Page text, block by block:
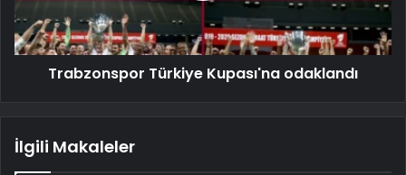
Trabzonspor Türkiye Kupası'na odaklandı
İlgili Makaleler